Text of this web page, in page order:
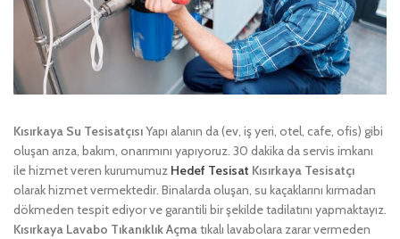
Kısırkaya Su TesisatçısıYapı alanın da (ev, iş yeri, otel, cafe, ofis) gibi
oluşan arıza, bakım, onarımını yapıyoruz. 30 dakika da servis imkanı
ile hizmet veren kurumumuz Hedef Tesisat Kısırkaya Tesisatçı
olarak hizmet vermektedir. Binalarda oluşan, su kaçaklarını kırmadan
dökmeden tespit ediyor ve garantili bir şekilde tadilatını yapmaktayız.
Kısırkaya Lavabo Tıkanıklık Açmatıkalı lavabolara zarar vermeden